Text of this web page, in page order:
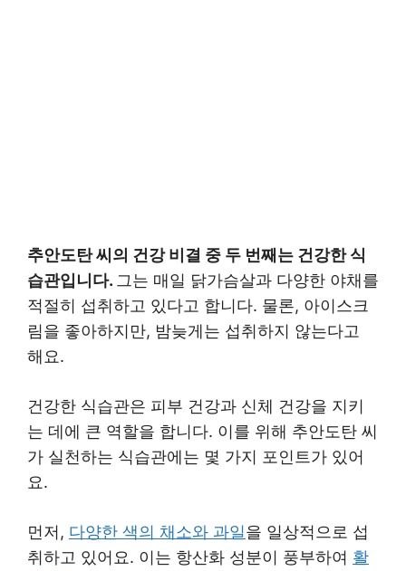
추안도탄 씨의 건강 비결 중 두 번째는 건강한 식
습관입니다. 그는 매일 닭가슴살과 다양한 야채를
적절히 섭취하고 있다고 합니다. 물론, 아이스크
림을 좋아하지만, 밤늦게는 섭취하지 않는다고
해요.
건강한 식습관은 피부 건강과 신체 건강을 지키
는 데에 큰 역할을 합니다. 이를 위해 추안도탄 씨
가 실천하는 식습관에는 몇 가지 포인트가 있어
요.
먼저, 다양한 색의 채소와 과일을 일상적으로 섭
취하고 있어요. 이는 항산화 성분이 풍부하여 활